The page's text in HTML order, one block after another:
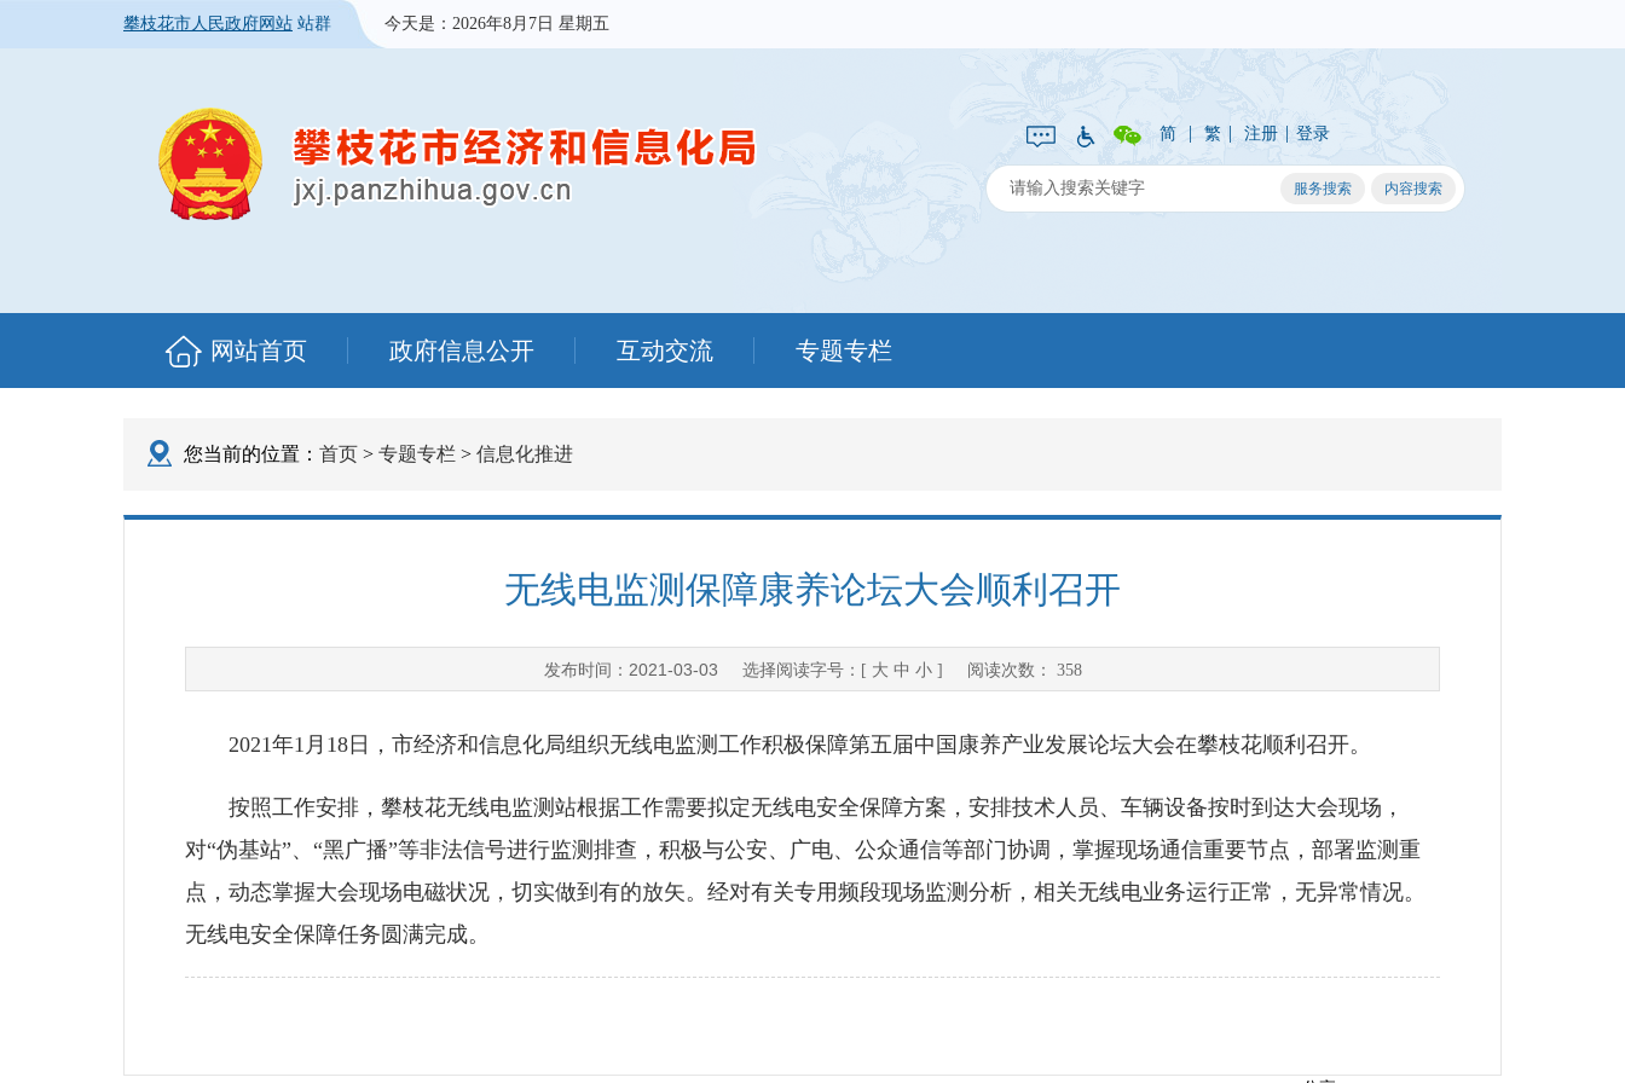
攀枝花市人民政府网站 站群 今天是： 2026年8月7日 星期五
简 | 繁 | 注册 | 登录
网站首页 政府信息公开 互动交流 专题专栏
您当前的位置： 首页 > 专题专栏 > 信息化推进
无线电监测保障康养论坛大会顺利召开
发布时间： 2021-03-03 选择阅读字号：[ 大 中 小] 阅读次数： 358
2021年1月18日，市经济和信息化局组织无线电监测工作积极保障第五届中国康养产业发展论坛大会在攀枝花顺利召开。
按照工作安排，攀枝花无线电监测站根据工作需要拟定无线电安全保障方案，安排技术人员、车辆设备按时到达大会现场，
对“伪基站”、“黑广播”等非法信号进行监测排查，积极与公安、广电、公众通信等部门协调，掌握现场通信重要节点，部署监测重
点，动态掌握大会现场电磁状况，切实做到有的放矢。经对有关专用频段现场监测分析，相关无线电业务运行正常，无异常情况。
无线电安全保障任务圆满完成。